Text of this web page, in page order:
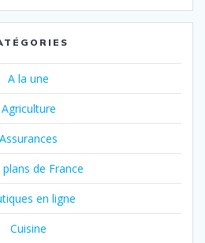
A la une
Agriculture
Assurances
de France
en ligne
Cuisine